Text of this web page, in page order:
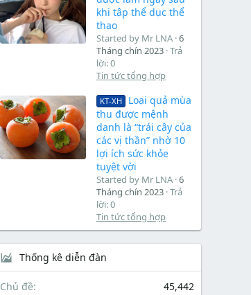
khi tập thể dục thể
thao
Started by Mr LNA 6
Tháng chín 2023 Trả
lời: 0
Tin tức tổng hợp
KT-XH
Loại quả mùa
thu được mệnh
danh là “trái cây của
các vị thần” nhờ 10
lợi ích sức khỏe
tuyệt vời
Started by Mr LNA 6
Tháng chín 2023 Trả
lời: 0
Tin tức tổng hợp
Thống kê diễn đàn
Chủ đề
45,442